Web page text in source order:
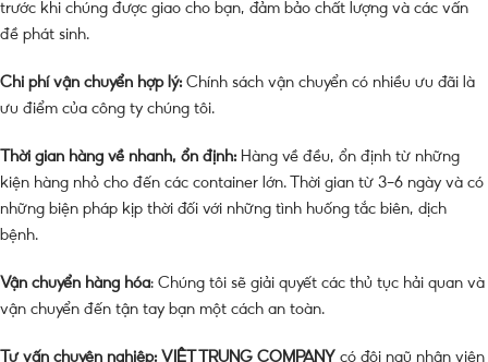
trước khi chúng được giao cho bạn, đảm bảo chất lượng và các vấn
đề phát sinh.
Chi phí vận chuyển hợp lý: Chính sách vận chuyển có nhiều ưu đãi là
ưu điểm của công ty chúng tôi.
Thời gian hàng về nhanh, ổn định: Hàng về đều, ổn định từ những
kiện hàng nhỏ cho đến các container lớn. Thời gian từ 3-6 ngày và có
những biện pháp kịp thời đối với những tình huống tắc biên, dịch
bệnh.
Vận chuyển hàng hóa: Chúng tôi sẽ giải quyết các thủ tục hải quan và
vận chuyển đến tận tay bạn một cách an toàn.
Tư vấn chuyên nghiệp: VIỆT TRUNG COMPANY có đội ngũ nhân viên